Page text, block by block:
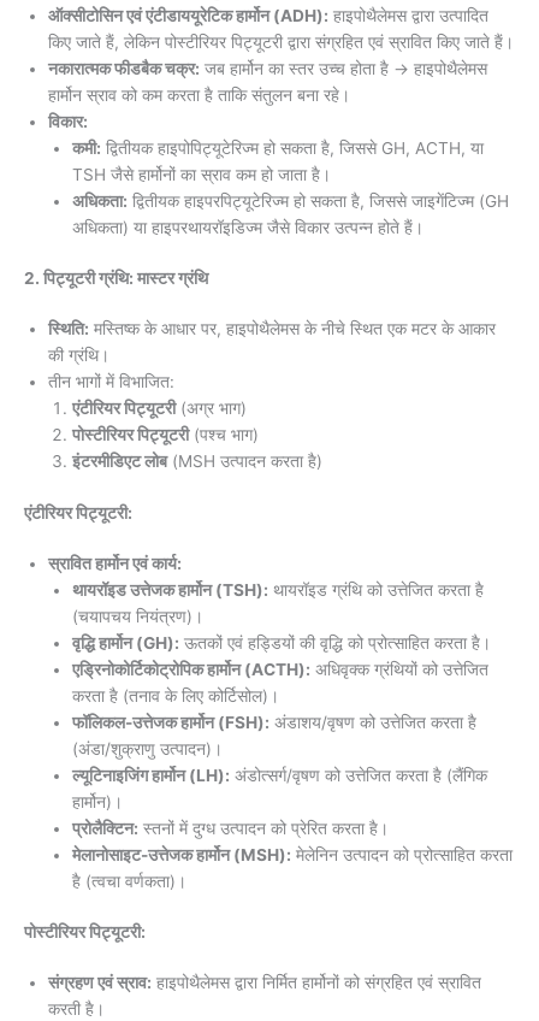
ऑक्सीटोसिन एवं एंटीडाययूरेटिक हार्मोन (ADH): हाइपोथैलेमस द्वारा उत्पादित
किए जाते हैं, लेकिन पोस्टीरियर पिट्यूटरी द्वारा संग्रहित एवं स्रावित किए जाते हैं।
नकारात्मक फीडबैक चक्र: जब हार्मोन का स्तर उच्च होता है → हाइपोथैलेमस
हार्मोन स्राव को कम करता है ताकि संतुलन बना रहे।
विकार:
कमी: द्वितीयक हाइपोपिट्यूटेरिज्म हो सकता है, जिससे GH, ACTH, या
TSH जैसे हार्मोनों का स्राव कम हो जाता है।
अधिकता: द्वितीयक हाइपरपिट्यूटेरिज्म हो सकता है, जिससे जाइगेंटिज्म (GH
अधिकता) या हाइपरथायरॉइडिज्म जैसे विकार उत्पन्न होते हैं।
2. पिट्यूटरी ग्रंथि: मास्टर ग्रंथि
स्थिति: मस्तिष्क के आधार पर, हाइपोथैलेमस के नीचे स्थित एक मटर के आकार
की ग्रंथि।
तीन भागों में विभाजित:
एंटीरियर पिट्यूटरी(अग्र भाग)
पोस्टीरियर पिट्यूटरी(पश्च भाग)
इंटरमीडिएट लोब(MSH उत्पादन करता है)
एंटीरियर पिट्यूटरी:
स्रावित हार्मोन एवं कार्य:
थायरॉइड उत्तेजक हार्मोन (TSH): थायरॉइड ग्रंथि को उत्तेजित करता है
(चयापचय नियंत्रण)।
वृद्धि हार्मोन (GH): ऊतकों एवं हड्डियों की वृद्धि को प्रोत्साहित करता है।
एड्रिनोकोर्टिकोट्रोपिक हार्मोन (ACTH): अधिवृक्क ग्रंथियों को उत्तेजित
करता है (तनाव के लिए कोर्टिसोल)।
फॉलिकल-उत्तेजक हार्मोन (FSH): अंडाशय/वृषण को उत्तेजित करता है
(अंडा/शुक्राणु उत्पादन)।
ल्यूटिनाइजिंग हार्मोन (LH): अंडोत्सर्ग/वृषण को उत्तेजित करता है (लैंगिक
हार्मोन)।
प्रोलैक्टिन: स्तनों में दुग्ध उत्पादन को प्रेरित करता है।
मेलानोसाइट-उत्तेजक हार्मोन (MSH): मेलेनिन उत्पादन को प्रोत्साहित करता
है (त्वचा वर्णकता)।
पोस्टीरियर पिट्यूटरी:
संग्रहण एवं स्राव: हाइपोथैलेमस द्वारा निर्मित हार्मोनों को संग्रहित एवं स्रावित
करती है।